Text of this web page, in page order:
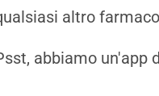
altro
abbiamo un'app